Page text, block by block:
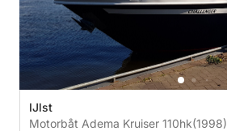
IJlst
Motorbåt Adema Kruiser 110hk(1998)